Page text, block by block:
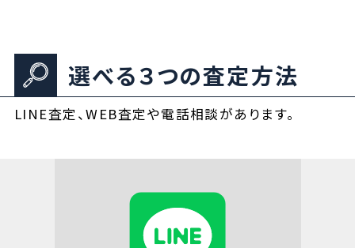
選べる３つの査定方法
LINE査定、WEB査定や電話相談があります。